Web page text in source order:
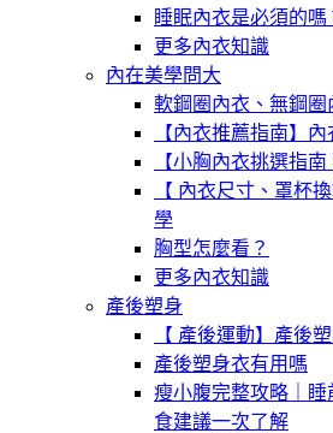
睡眠內衣是必須的嗎
更多內衣知識
內在美學問大
軟鋼圈內衣、無鋼圈
【內衣推薦指南】
【小胸內衣挑選指
【 內衣尺寸、罩杯
學
胸型怎麼看？
更多內衣知識
產後塑身
【 產後運動】產後
產後塑身衣有用嗎
瘦小腹完整攻略｜
食建議一次了解